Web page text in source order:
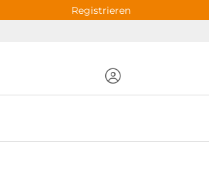
Registrieren